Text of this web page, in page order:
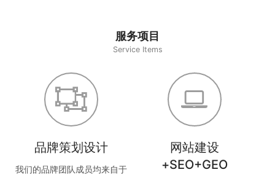
服务项目
Service Items
品牌策划设计
我们的品牌团队成员均来自于
网站建设
+SEO+GEO